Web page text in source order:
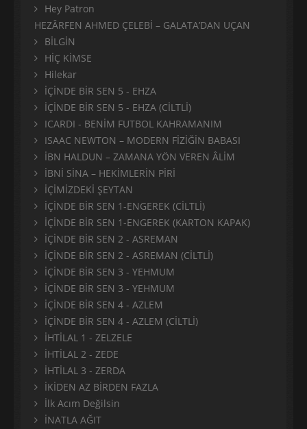
Hey Patron
HEZÂRFEN AHMED ÇELEBİ – GALATA’DAN UÇAN
BİLGİN
HİÇ KİMSE
Hilekar
İÇİNDE BİR SEN 5 - EHZA
İÇİNDE BİR SEN 5 - EHZA (CİLTLİ)
ICARDI - BENİM FUTBOL KAHRAMANIM
ISAAC NEWTON – MODERN FİZİĞİN BABASI
İBN HALDUN – ZAMANA YÖN VEREN ÂLİM
İBNİ SİNA – HEKİMLERİN PİRİ
İÇİMİZDEKİ ŞEYTAN
İÇİNDE BİR SEN 1-ENGEREK (CİLTLİ)
İÇİNDE BİR SEN 1-ENGEREK (KARTON KAPAK)
İÇİNDE BİR SEN 2 - ASREMAN
İÇİNDE BİR SEN 2 - ASREMAN (CİLTLİ)
İÇİNDE BİR SEN 3 - YEHMUM
İÇİNDE BİR SEN 3 - YEHMUM
İÇİNDE BİR SEN 4 - AZLEM
İÇİNDE BİR SEN 4 - AZLEM (CİLTLİ)
İHTİLAL 1 - ZELZELE
İHTİLAL 2 - ZEDE
İHTİLAL 3 - ZERDA
İKİDEN AZ BİRDEN FAZLA
İlk Acım Değilsin
İNATLA AĞIT